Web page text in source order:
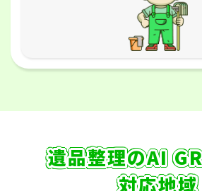
遺品整理のAI
対応地域